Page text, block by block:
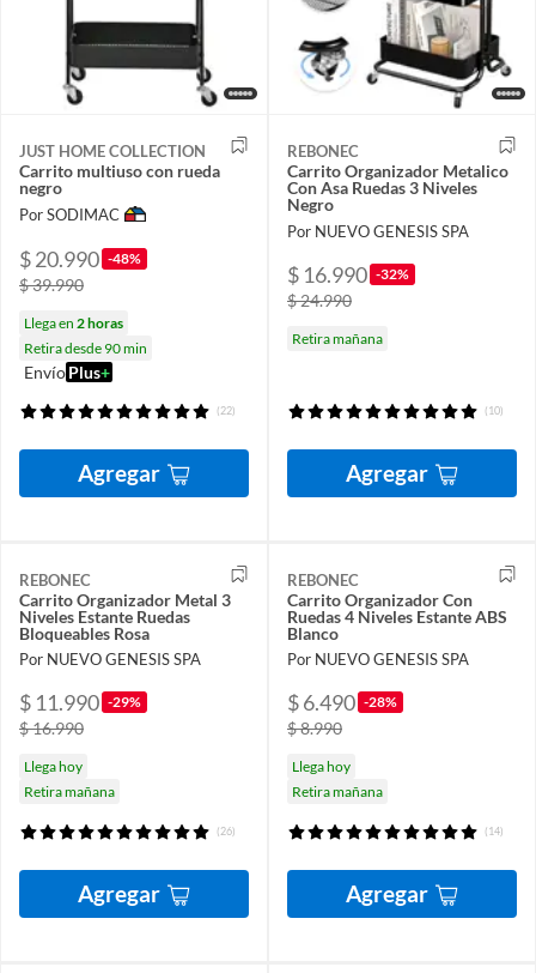
JUST HOME COLLECTION
Carrito multiuso con rueda
negro
Por SODIMAC
$ 20.990 -48%
$ 39.990
Llega en 2 horas
Retira desde 90 min
EnvíoPlus+
(22)
Agregar
REBONEC
Carrito Organizador Metalico
Con Asa Ruedas 3 Niveles
Negro
Por NUEVO GENESIS SPA
$ 16.990 -32%
$ 24.990
Retira mañana
(10)
Agregar
REBONEC
Carrito Organizador Metal 3
Niveles Estante Ruedas
Bloqueables Rosa
Por NUEVO GENESIS SPA
$ 11.990 -29%
$ 16.990
Llega hoy
Retira mañana
(26)
Agregar
REBONEC
Carrito Organizador Con
Ruedas 4 Niveles Estante ABS
Blanco
Por NUEVO GENESIS SPA
$ 6.490 -28%
$ 8.990
Llega hoy
Retira mañana
(14)
Agregar